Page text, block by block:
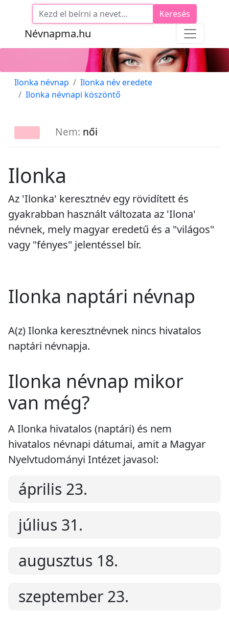
Névnapma.hu
Keresés
Ilonka névnap
Ilonka név eredete
Ilonka névnapi köszöntő
Nem: női
Ilonka
Az 'Ilonka' keresztnév egy rövidített és
gyakrabban használt változata az 'Ilona'
névnek, mely magyar eredetű és a "világos"
vagy "fényes" jelentéssel bír.
Ilonka naptári névnap
A(z) Ilonka keresztnévnek nincs hivatalos
naptári névnapja.
Ilonka névnap mikor
van még?
A Ilonka hivatalos (naptári) és nem
hivatalos névnapi dátumai, amit a Magyar
Nyelvtudományi Intézet javasol:
április 23.
július 31.
augusztus 18.
szeptember 23.